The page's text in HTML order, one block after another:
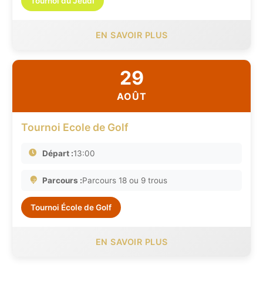
EN SAVOIR PLUS
29
AOÛT
Tournoi Ecole de Golf
Départ :13:00
Parcours :Parcours 18 ou 9 trous
Tournoi École de Golf
EN SAVOIR PLUS